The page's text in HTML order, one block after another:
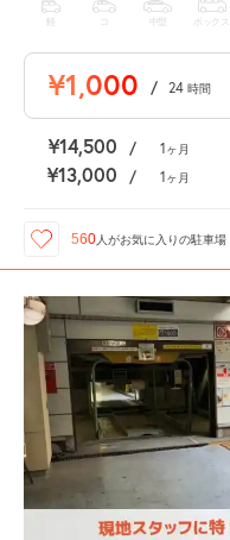
軽 中型 ボックス
¥1,000 / 24 時間
¥14,500 / 1ヶ月
¥13,000 / 1ヶ月
560 人がお気に入りの駐車場